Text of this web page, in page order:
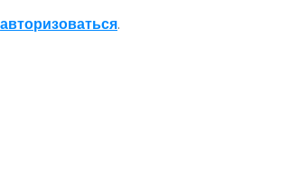
авторизоваться.